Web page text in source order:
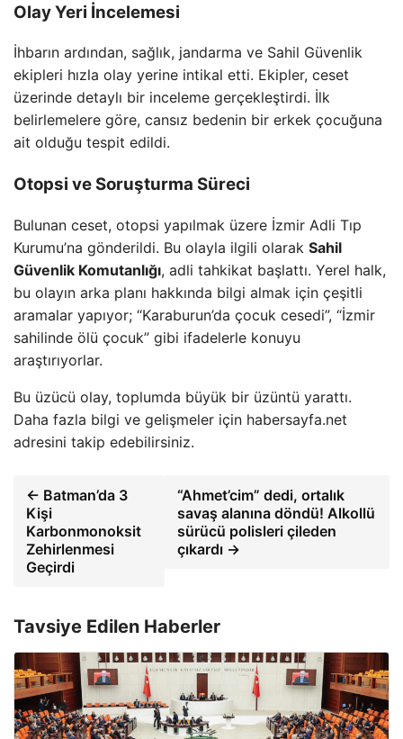
Olay Yeri İncelemesi
İhbarın ardından, sağlık, jandarma ve Sahil Güvenlik
ekipleri hızla olay yerine intikal etti. Ekipler, ceset
üzerinde detaylı bir inceleme gerçekleştirdi. İlk
belirlemelere göre, cansız bedenin bir erkek çocuğuna
ait olduğu tespit edildi.
Otopsi ve Soruşturma Süreci
Bulunan ceset, otopsi yapılmak üzere İzmir Adli Tıp
Kurumu’na gönderildi. Bu olayla ilgili olarak Sahil
Güvenlik Komutanlığı, adli tahkikat başlattı. Yerel halk,
bu olayın arka planı hakkında bilgi almak için çeşitli
aramalar yapıyor; “Karaburun’da çocuk cesedi”, “İzmir
sahilinde ölü çocuk” gibi ifadelerle konuyu
araştırıyorlar.
Bu üzücü olay, toplumda büyük bir üzüntü yarattı.
Daha fazla bilgi ve gelişmeler için habersayfa.net
adresini takip edebilirsiniz.
← Batman’da 3
Kişi
Karbonmonoksit
Zehirlenmesi
Geçirdi
“Ahmet’cim” dedi, ortalık
savaş alanına döndü! Alkollü
sürücü polisleri çileden
çıkardı →
Tavsiye Edilen Haberler